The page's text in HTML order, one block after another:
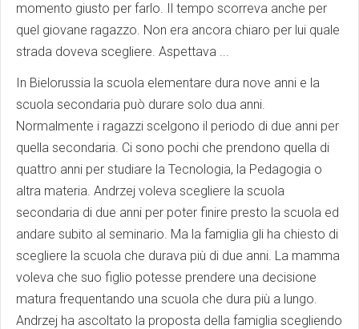
momento giusto per farlo. Il tempo scorreva anche per
quel giovane ragazzo. Non era ancora chiaro per lui quale
strada doveva scegliere. Aspettava ...
In Bielorussia la scuola elementare dura nove anni e la
scuola secondaria può durare solo dua anni.
Normalmente i ragazzi scelgono il periodo di due anni per
quella secondaria. Ci sono pochi che prendono quella di
quattro anni per studiare la Tecnologia, la Pedagogia o
altra materia. Andrzej voleva scegliere la scuola
secondaria di due anni per poter finire presto la scuola ed
andare subito al seminario. Ma la famiglia gli ha chiesto di
scegliere la scuola che durava più di due anni. La mamma
voleva che suo figlio potesse prendere una decisione
matura frequentando una scuola che dura più a lungo.
Andrzej ha ascoltato la proposta della famiglia scegliendo